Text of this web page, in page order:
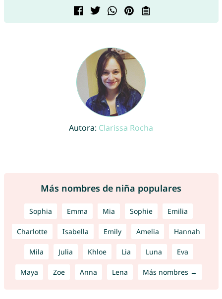
Autora: Clarissa Rocha
Más nombres de niña populares
Sophia Emma Mia Sophie Emilia
Charlotte Isabella Emily Amelia Hannah
Mila Julia Khloe Lia Luna Eva
Maya Zoe Anna Lena Más nombres →